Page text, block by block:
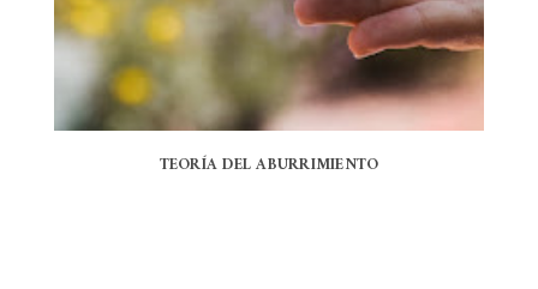
TEORÍA DEL ABURRIMIENTO